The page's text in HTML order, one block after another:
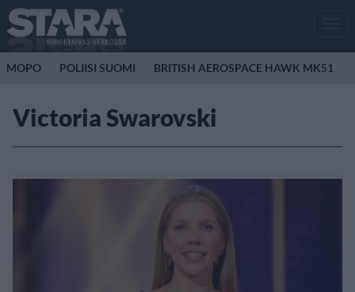
MOPO POLIISI SUOMI BRITISH AEROSPACE HAWK MK51
Victoria Swarovski